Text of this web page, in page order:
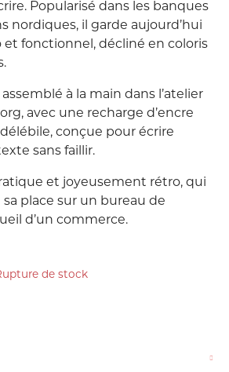
Popularisé dans les banques
nordiques, il garde aujourd’hui
et fonctionnel, décliné en coloris
à la main dans l’atelier
avec une recharge d’encre
conçue pour écrire
sans faillir.
et joyeusement rétro, qui
place sur un bureau de
d’un commerce.
de stock